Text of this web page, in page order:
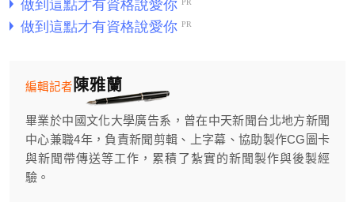
陳雅蘭
編輯記者
畢業於中國文化大學廣告系，曾在中天新聞台北地方新聞
中心兼職4年，負責新聞剪輯、上字幕、協助製作CG圖卡
與新聞帶傳送等工作，累積了紮實的新聞製作與後製經
驗。